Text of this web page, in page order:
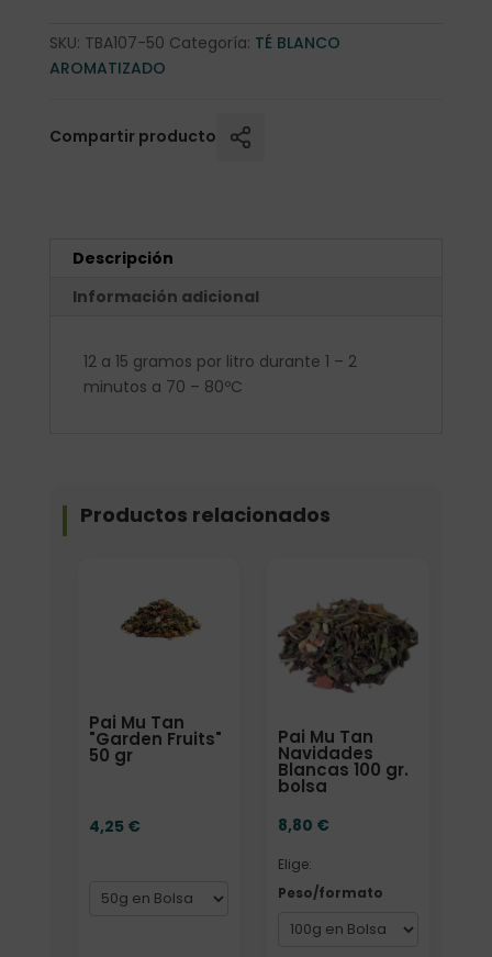
SKU: TBA107-50 Categoría: TÉ BLANCO
AROMATIZADO
Compartir producto
Descripción
Información adicional
12 a 15 gramos por litro durante 1 – 2
minutos a 70 – 80ºC
Productos relacionados
Pai Mu Tan
"Garden Fruits"
50 gr
4,25 €
Pai Mu Tan
Navidades
Blancas 100 gr.
bolsa
8,80 €
Elige:
Peso/formato